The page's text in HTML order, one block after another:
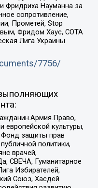
Фридриха Науманна за
сопротивление,
Прометей, Stop
Фридом Хаус, СОТА
Лига Украины
7756/
европейской культуры,
Фонд защиты прав
политики,
врачей,
СВЕЧА, Гуманитарное
Избирателей,
Союз, Хасдей